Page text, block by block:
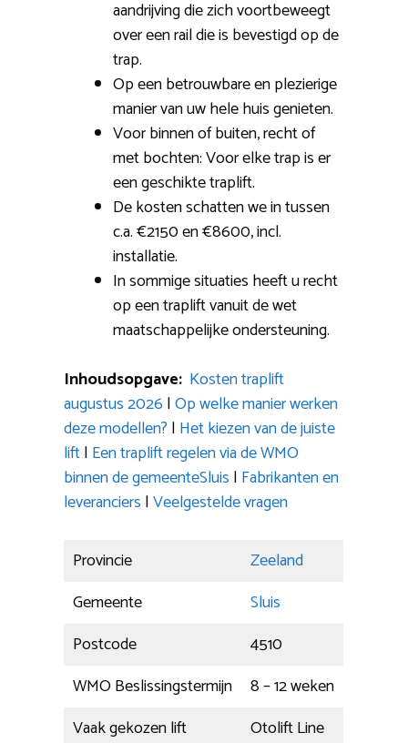
aandrijving die zich voortbeweegt
over een rail die is bevestigd op de
trap.
Op een betrouwbare en plezierige
manier van uw hele huis genieten.
Voor binnen of buiten, recht of
met bochten: Voor elke trap is er
een geschikte traplift.
De kosten schatten we in tussen
c.a. €2150 en €8600, incl.
installatie.
In sommige situaties heeft u recht
op een traplift vanuit de wet
maatschappelijke ondersteuning.
Inhoudsopgave: Kosten traplift
augustus 2026 |Op welke manier werken
deze modellen? | Het kiezen van de juiste
lift| Een traplift regelen via de WMO
binnen de gemeenteSluis | Fabrikanten en
leveranciers |Veelgestelde vragen
Provincie
Zeeland
Gemeente
Sluis
Postcode
4510
WMO Beslissingstermijn
8 – 12 weken
Vaak gekozen lift
Otolift Line